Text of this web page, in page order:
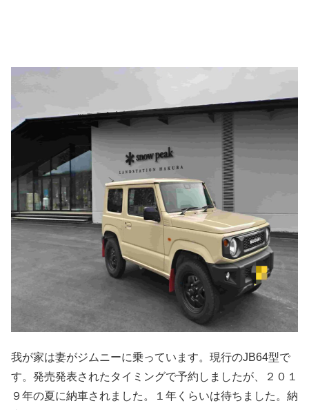
我が家は妻がジムニーに乗っています。現行のJB64型で
す。発売発表されたタイミングで予約しましたが、２０１
９年の夏に納車されました。１年くらいは待ちました。納